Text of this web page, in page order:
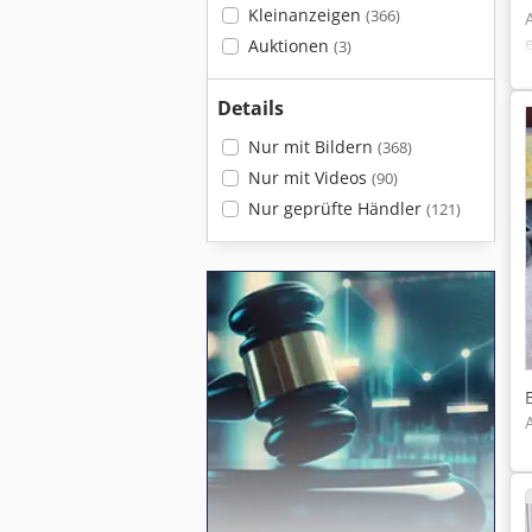
Kleinanzeigen (366)
Auktionen (3)
Details
Nur mit Bildern (368)
Nur mit Videos (90)
Nur geprüfte Händler (121)